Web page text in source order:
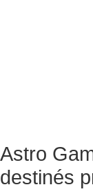
Astro
destinés